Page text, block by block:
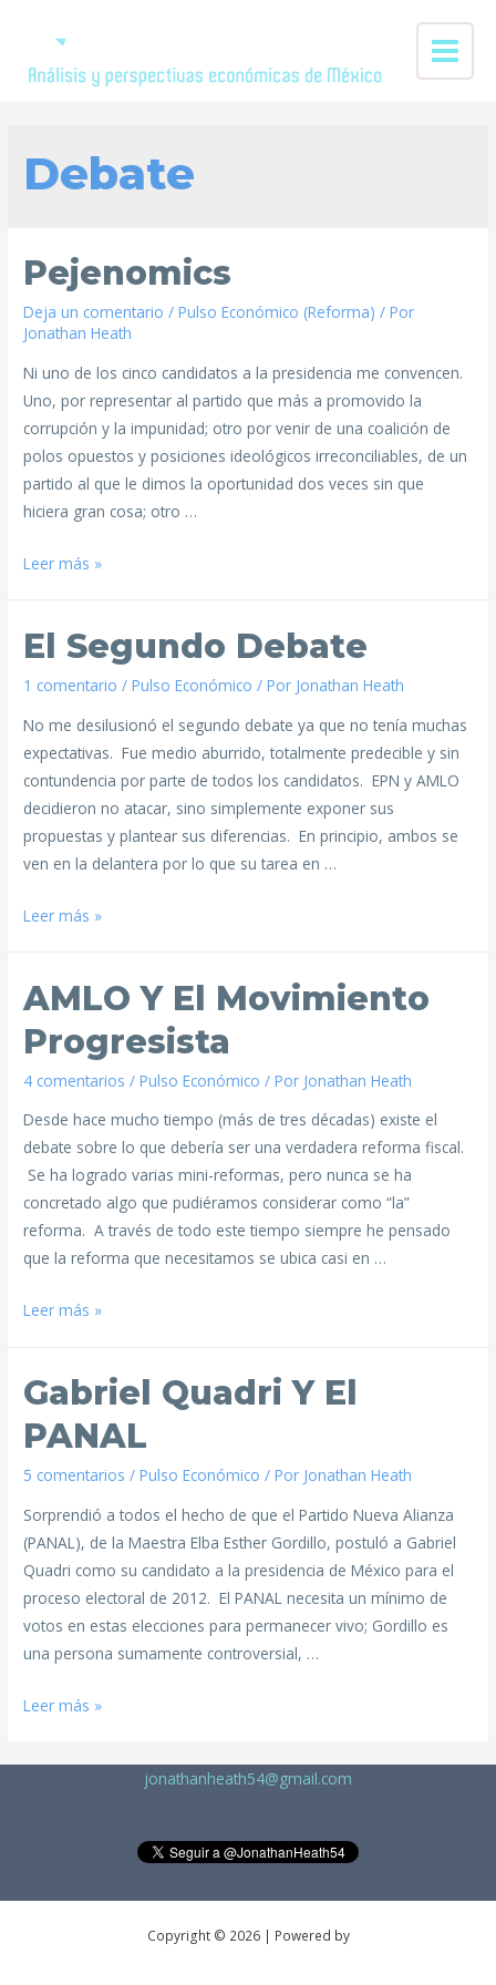
Debate
Pejenomics
Deja un comentario /Pulso Económico (Reforma) / Por
Jonathan Heath
Ni uno de los cinco candidatos a la presidencia me convencen.
Uno, por representar al partido que más a promovido la
corrupción y la impunidad; otro por venir de una coalición de
polos opuestos y posiciones ideológicos irreconciliables, de un
partido al que le dimos la oportunidad dos veces sin que
hiciera gran cosa; otro …
Leer más »
El Segundo Debate
1 comentario /Pulso Económico / Por Jonathan Heath
No me desilusionó el segundo debate ya que no tenía muchas
expectativas. Fue medio aburrido, totalmente predecible y sin
contundencia por parte de todos los candidatos. EPN y AMLO
decidieron no atacar, sino simplemente exponer sus
propuestas y plantear sus diferencias. En principio, ambos se
ven en la delantera por lo que su tarea en …
Leer más »
AMLO Y El Movimiento
Progresista
4 comentarios /Pulso Económico / Por Jonathan Heath
Desde hace mucho tiempo (más de tres décadas) existe el
debate sobre lo que debería ser una verdadera reforma fiscal.
Se ha logrado varias mini-reformas, pero nunca se ha
concretado algo que pudiéramos considerar como “la”
reforma. A través de todo este tiempo siempre he pensado
que la reforma que necesitamos se ubica casi en …
Leer más »
Gabriel Quadri Y El
PANAL
5 comentarios /Pulso Económico / Por Jonathan Heath
Sorprendió a todos el hecho de que el Partido Nueva Alianza
(PANAL), de la Maestra Elba Esther Gordillo, postuló a Gabriel
Quadri como su candidato a la presidencia de México para el
proceso electoral de 2012. El PANAL necesita un mínimo de
votos en estas elecciones para permanecer vivo; Gordillo es
una persona sumamente controversial, …
Leer más »
jonathanheath54@gmail.com
Copyright © 2026 | Powered by